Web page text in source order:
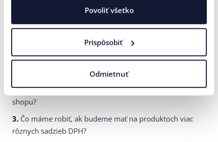
Povoliť všetko
Prispôsobiť
Odmietnuť
pripravili sme pre vás zoznam 8 otázok, ktoré by ste mali
vám pomôžu zistiť, či je váš e-shop na tieto zmeny naozaj
1.Ako bude naše ERP pripravene na zmenu DPH? ako
zareagujú v súvislosti s touto zmenou?
2.Ako bude pripravené naše CMS, náš poskytovateľ e-
shopu?
3. Čo máme robiť, ak budeme mať na produktoch viac
rôznych sadzieb DPH?